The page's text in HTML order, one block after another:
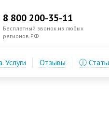
8 800 200-35-11
Бесплатный звонок из любых
регионов РФ
Услуги Отзывы ⓘ